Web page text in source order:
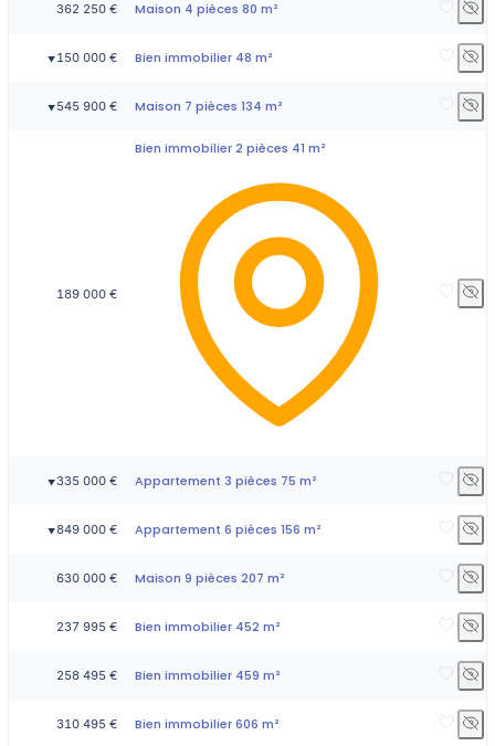
362 250 € Maison 4 pièces 80 m²
▼ 150 000 € Bien immobilier 48 m²
▼ 545 900 € Maison 7 pièces 134 m²
189 000 €
Bien immobilier 2 pièces 41 m²
▼335 000 € Appartement 3 pièces 75 m²
▼849 000 € Appartement 6 pièces 156 m²
630 000 € Maison 9 pièces 207 m²
237 995 € Bien immobilier 452 m²
258 495 € Bien immobilier 459 m²
310 495 € Bien immobilier 606 m²